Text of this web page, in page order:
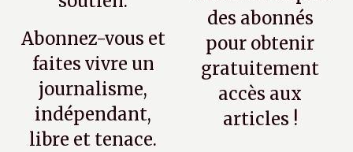
Abonnez-vous et
faites vivre un
journalisme,
indépendant,
libre et tenace.
des abonnés
pour obtenir
gratuitement
accès aux
articles !